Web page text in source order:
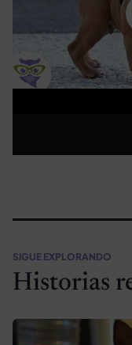
SIGUE EXPLORANDO
Historias